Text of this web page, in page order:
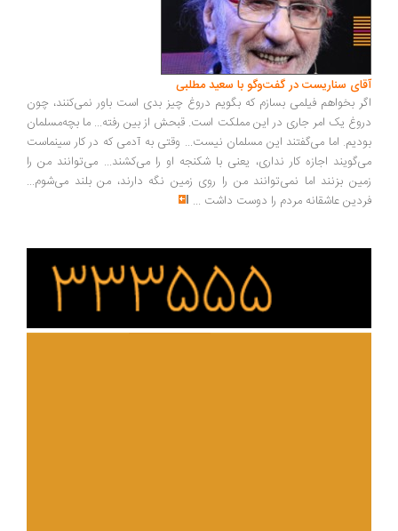
سناریست در گفت‌وگو با سعید مطلبی
بخواهم فیلمی بسازم که بگویم دروغ چیز بدی است باور نمی‌کنند، چون
یک امر جاری در این مملکت است. قبحش از بین رفته... ما بچه‌مسلمان
اما می‌گفتند این مسلمان نیست... وقتی به آدمی که در کار سینماست
اجازه کار نداری، یعنی با شکنجه او را می‌کشند... می‌توانند من را
بزنند اما نمی‌توانند من را روی زمین نگه دارند، من بلند می‌شوم...
عاشقانه مردم را دوست داشت ...